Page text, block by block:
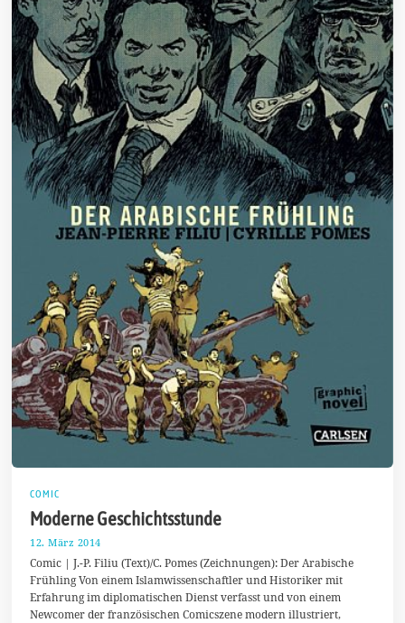
COMIC
Moderne Geschichtsstunde
12. März 2014
2
.
M
ä
r
Comic | J.-P. Filiu (Text)/C. Pomes (Zeichnungen): Der Arabische
Frühling Von einem Islamwissenschaftler und Historiker mit
Erfahrung im diplomatischen Dienst verfasst und von einem
Newcomer der französischen Comicszene modern illustriert,